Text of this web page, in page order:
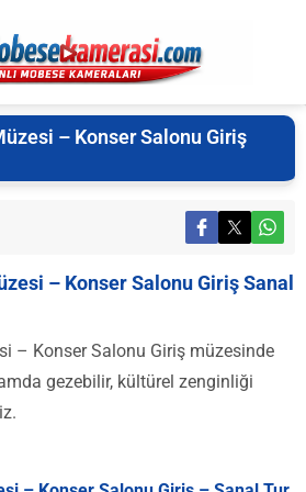
– Konser Salonu Giriş
– Konser Salonu Giriş Sanal
– Konser Salonu Giriş müzesinde
gezebilir, kültürel zenginliği